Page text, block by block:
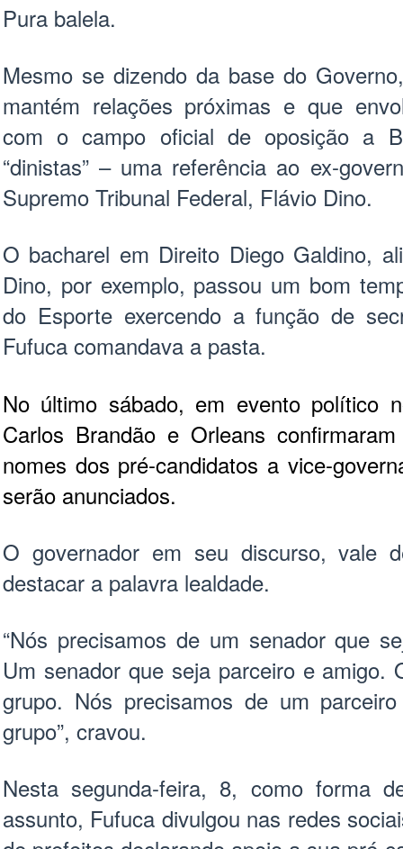
Pura balela.
Mesmo se dizendo da base do
mantém relações próximas e que
com o campo oficial de oposição a
“dinistas” – uma referência ao ex-
Supremo Tribunal Federal, Flávio Dino.
O bacharel em Direito Diego Galdino,
Dino, por exemplo, passou um bom
do Esporte exercendo a função de
Fufuca comandava a pasta.
No último sábado, em evento político
Carlos Brandão e Orleans
nomes dos pré-candidatos a vice-
serão anunciados.
O governador em seu discurso, vale
destacar a palavra lealdade.
“Nós precisamos de um senador que
Um senador que seja parceiro e amigo.
grupo. Nós precisamos de um
grupo”, cravou.
Nesta segunda-feira, 8, como forma
assunto, Fufuca divulgou nas redes